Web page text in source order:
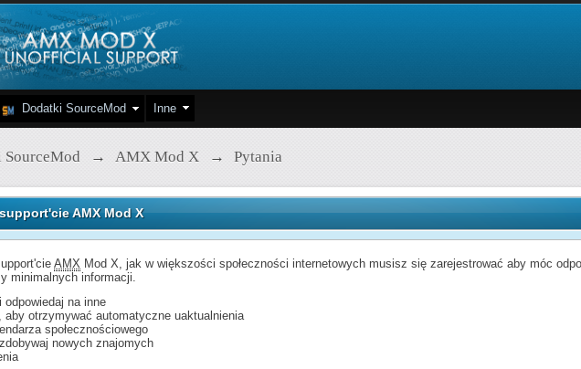
Dodatki SourceMod Inne
→ AMX Mod X → Pytania
AMX Mod X
AMX Mod X, jak w większości społeczności internetowych musisz się zarejestrować aby móc
minimalnych informacji.
na inne
otrzymywać automatyczne uaktualnienia
społecznościowego
nowych znajomych